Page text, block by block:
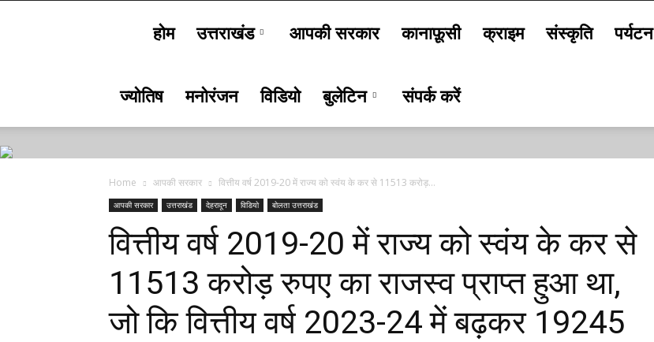
Uttarakhand
होम उत्तराखंड आपकी सरकार कानाफ़ूसी क्राइम संस्कृति पर्यटन
ज्योतिष मनोरंजन विडियो बुलेटिन संपर्क करें
Home आपकी सरकार वित्तीय वर्ष 2019-20 में राज्य को स्वंय के कर से 11513 करोड़...
आपकी सरकार उत्तराखंड देहरादून विडियो बोलता उत्तराखंड
वित्तीय वर्ष 2019-20 में राज्य को स्वंय के कर से
11513 करोड़ रुपए का राजस्व प्राप्त हुआ था,
जो कि वित्तीय वर्ष 2023-24 में बढ़कर 19245